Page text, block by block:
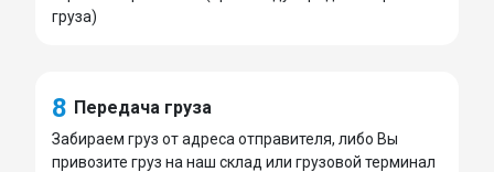
груза)
8 Передача груза
Забираем груз от адреса отправителя, либо Вы
привозите груз на наш склад или грузовой терминал